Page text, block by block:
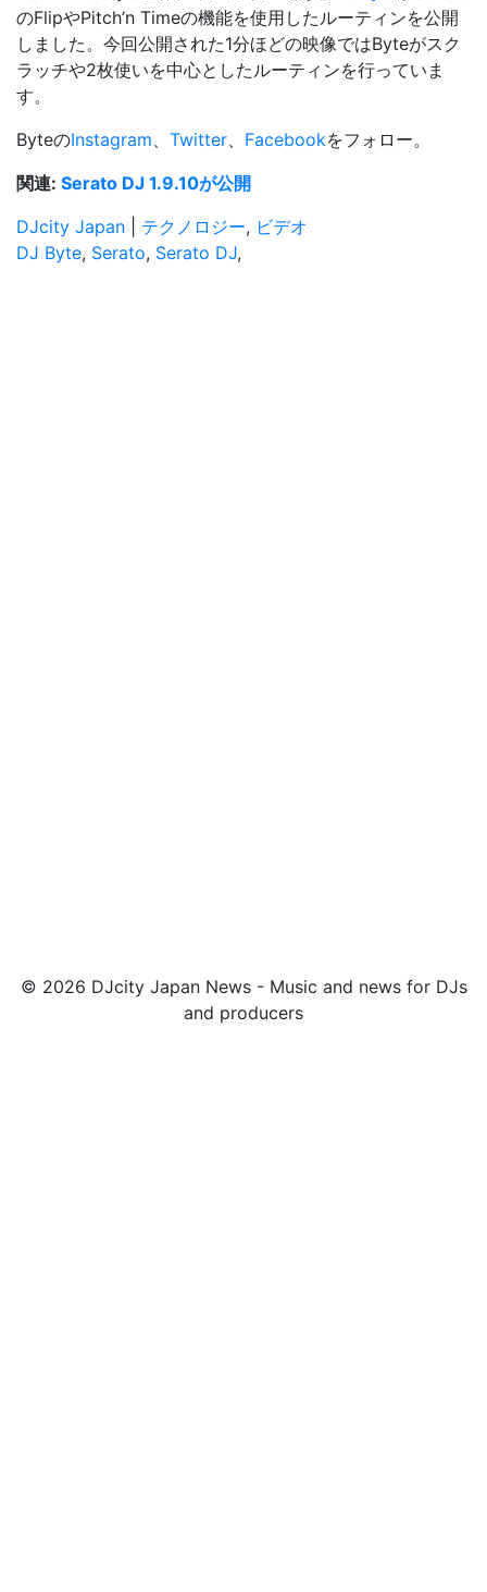
のFlipやPitch’n Timeの機能を使用したルーティンを公開
しました。今回公開された1分ほどの映像ではByteがスク
ラッチや2枚使いを中心としたルーティンを行っていま
す。
ByteのInstagram、 Twitter、 Facebookをフォロー。
関連: Serato DJ 1.9.10が公開
DJcity Japan
テクノロジー, ビデオ
DJ Byte, Serato, Serato DJ,
© 2026 DJcity Japan News - Music and news for DJs
and producers